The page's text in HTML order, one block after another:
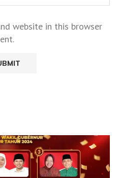
website in this browser